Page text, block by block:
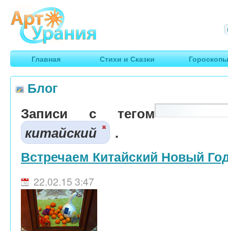
АртУрания
Умные гороскопы, творчество, путешествия
Главная Стихи и Сказки Гороскопы
Блог
Записи с тегом
китайский
.
Встречаем Китайский Новый
22.02.15 3:47